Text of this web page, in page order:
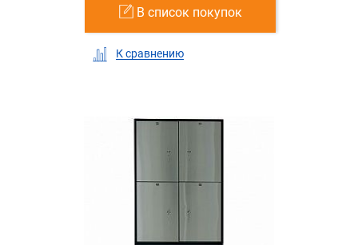
В список покупок
К сравнению